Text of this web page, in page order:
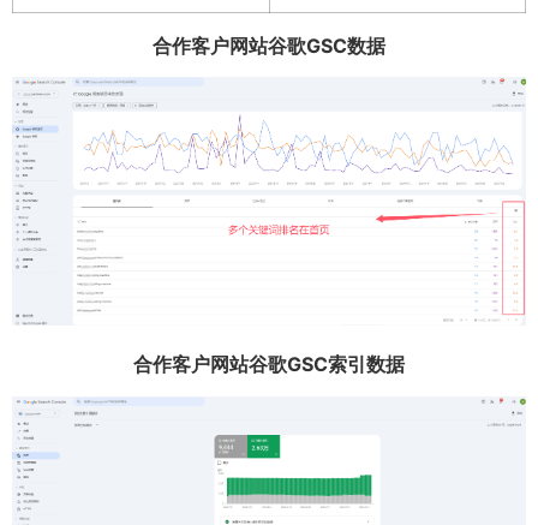
合作客户网站谷歌GSC数据
合作客户网站谷歌GSC索引数据